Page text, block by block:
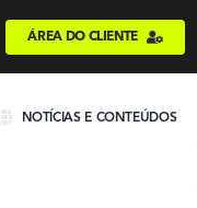
ÁREA DO CLIENTE
NOTÍCIAS E CONTEÚDOS